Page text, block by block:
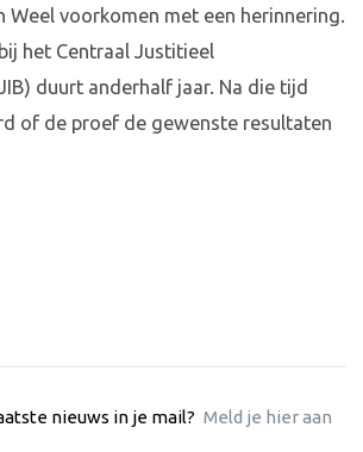
Weel voorkomen met een herinnering.
het Centraal Justitieel
duurt anderhalf jaar. Na die tijd
of de proef de gewenste resultaten
nieuws in je mail? Meld je hier aan